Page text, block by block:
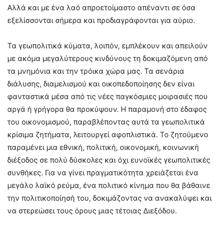
Αλλά και με ένα λαό απροετοίμαστο απέναντι σε όσα
εξελίσσονται σήμερα και προδιαγράφονται για αύριο.
Τα γεωπολιτικά κύματα, λοιπόν, εμπλέκουν και απειλούν
με ακόμα μεγαλύτερους κινδύνους τη δοκιμαζόμενη από
τα μνημόνια και την τρόικα χώρα μας. Τα σενάρια
διάλυσης, διαμελισμού και οικοπεδοποίησης δεν είναι
φανταστικά μέσα από τις νέες παγκόσμιες μοιρασιές που
αργά ή γρήγορα θα προκύψουν. Η παραμονή στο έδαφος
του οικονομισμού, παραβλέποντας αυτά τα γεωπολιτικά
κρίσιμα ζητήματα, λειτουργεί αφοπλιστικά. Το ζητούμενο
παραμένει μια εθνική, πολιτική, οικονομική, κοινωνική
διέξοδος σε πολύ δύσκολες και όχι ευνοϊκές γεωπολιτικές
συνθήκες. Για να γίνει πραγματικότητα χρειάζεται ένα
μεγάλο λαϊκό ρεύμα, ένα πολιτικό κίνημα που θα βάθαινε
την πολιτικοποίησή του, δοκιμάζοντας να ανακαλύψει και
να στερεώσει τους όρους μιας τέτοιας Διεξόδου.